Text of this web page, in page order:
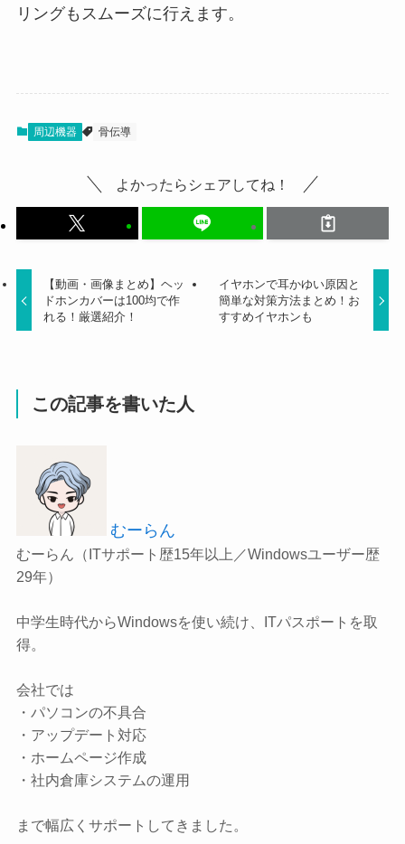
リングもスムーズに行えます。
周辺機器 骨伝導
よかったらシェアしてね！
【動画・画像まとめ】ヘッ
ドホンカバーは100均で作
れる！厳選紹介！
イヤホンで耳かゆい原因と
簡単な対策方法まとめ！お
すすめイヤホンも
この記事を書いた人
むーらん
むーらん（ITサポート歴15年以上／Windowsユーザー歴
29年）
中学生時代からWindowsを使い続け、ITパスポートを取
得。
会社では
・パソコンの不具合
・アップデート対応
・ホームページ作成
・社内倉庫システムの運用
まで幅広くサポートしてきました。